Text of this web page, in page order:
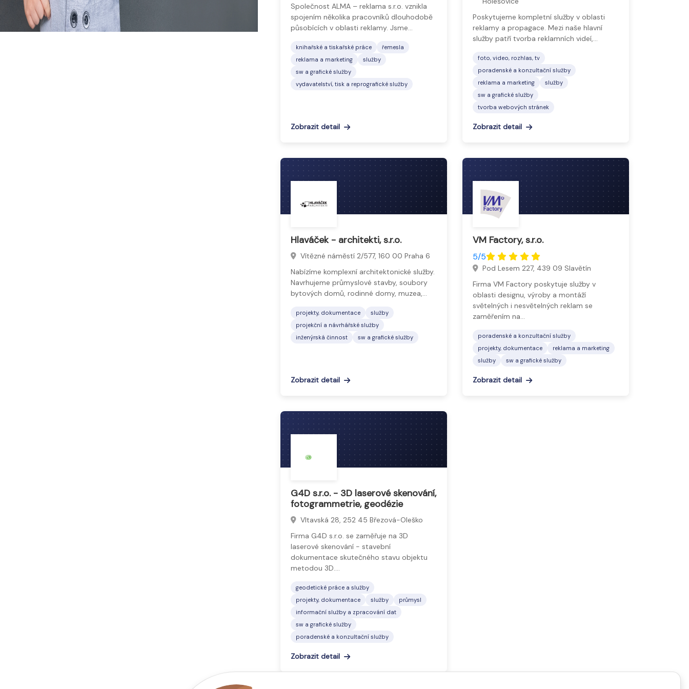
Společnost ALMA – reklama s.r.o. vznikla
spojením několika pracovníků dlouhodobě
působících v oblasti reklamy. Jsme…
knihařské a tiskařské práce
řemesla
reklama a marketing
služby
sw a grafické služby
vydavatelství, tisk a reprografické služby
Zobrazit detail
Poskytujeme kompletní služby v oblasti
reklamy a propagace. Mezi naše hlavní
služby patří tvorba reklamních videí,…
foto, video, rozhlas, tv
poradenské a konzultační služby
reklama a marketing
služby
sw a grafické služby
tvorba webových stránek
Zobrazit detail
Hlaváček - architekti, s.r.o.
Vítězné náměstí 2/577, 160 00 Praha 6
Nabízíme komplexní architektonické služby.
Navrhujeme průmyslové stavby, soubory
bytových domů, rodinné domy, muzea,…
projekty, dokumentace
služby
projekční a návrhářské služby
inženýrská činnost
sw a grafické služby
Zobrazit detail
VM Factory, s.r.o.
5/5
Pod Lesem 227, 439 09 Slavětín
Firma VM Factory poskytuje služby v
oblasti designu, výroby a montáží
světelných i nesvětelných reklam se
zaměřením na…
poradenské a konzultační služby
projekty, dokumentace
reklama a marketing
služby
sw a grafické služby
Zobrazit detail
G4D s.r.o. - 3D laserové skenování,
fotogrammetrie, geodézie
Vltavská 28, 252 45 Březová-Oleško
Firma G4D s.r.o. se zaměřuje na 3D
laserové skenování - stavební
dokumentace skutečného stavu objektu
metodou 3D.…
geodetické práce a služby
projekty, dokumentace
služby
průmysl
informační služby a zpracování dat
sw a grafické služby
poradenské a konzultační služby
Zobrazit detail